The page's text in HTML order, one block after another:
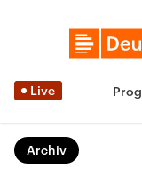
Live
Archiv